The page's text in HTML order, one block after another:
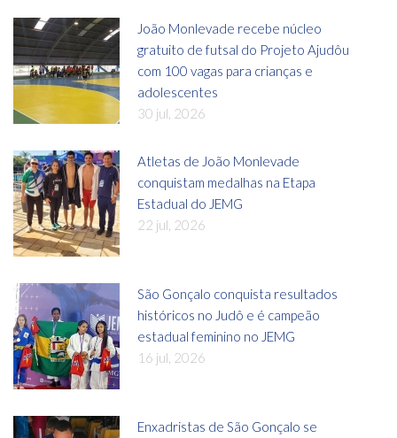
João Monlevade recebe núcleo
gratuito de futsal do Projeto Ajudôu
com 100 vagas para crianças e
adolescentes
30 jul, 2026
Atletas de João Monlevade
conquistam medalhas na Etapa
Estadual do JEMG
22 jul, 2026
São Gonçalo conquista resultados
históricos no Judô e é campeão
estadual feminino no JEMG
16 jul, 2026
Enxadristas de São Gonçalo se